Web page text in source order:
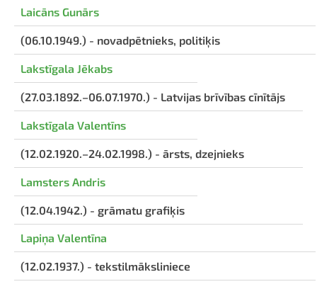
Laicāns Gunārs
(06.10.1949.) - novadpētnieks, politiķis
Lakstīgala Jēkabs
(27.03.1892.–06.07.1970.) - Latvijas brīvības cīnītājs
Lakstīgala Valentīns
(12.02.1920.–24.02.1998.) - ārsts, dzejnieks
Lamsters Andris
(12.04.1942.) - grāmatu grafiķis
Lapiņa Valentīna
(12.02.1937.) - tekstilmāksliniece